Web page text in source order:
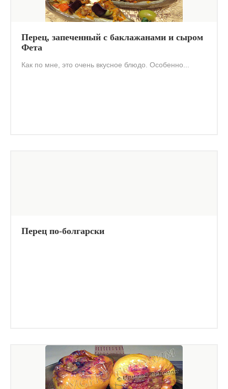
Перец, запеченный с баклажанами и сыром
Фета
Как по мне, это очень вкусное блюдо. Особенно...
Перец по-болгарски